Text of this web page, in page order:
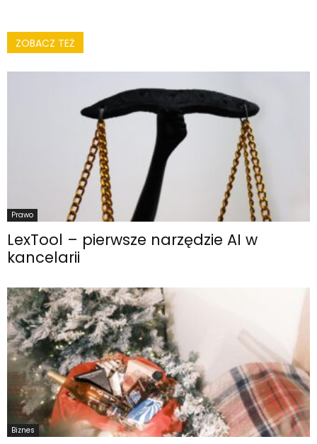
ZOBACZ TEŻ
Prawo
LexTool – pierwsze narzędzie AI w
kancelarii
Biznes